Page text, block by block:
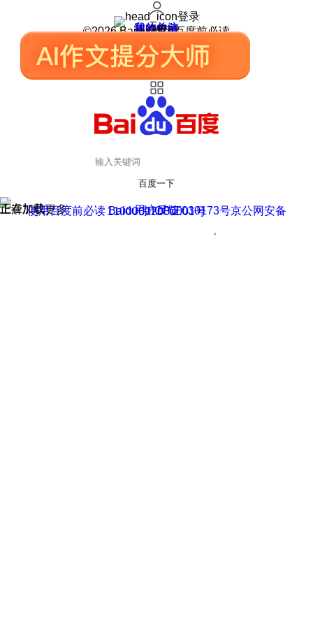
登录
我的关注
我的收藏
皮肤中心
用户反馈
设置
©2026 Baidu 使用百度前必读
百度一下
正在加载
上滑加载更多 用户反馈
使用百度前必读 Baidu 京ICP证030173号
京公网安备11000002000001号